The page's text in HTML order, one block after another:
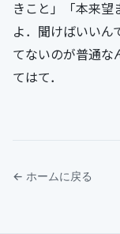
きこと」「本来望
よ．聞けばいいん
てないのが普通な
てはて．
← ホームに戻る